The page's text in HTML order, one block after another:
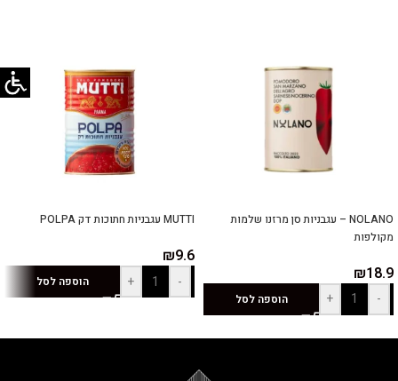
NOLANO – עגבניות סן מרזנו שלמות
מקולפות
₪18.9
-
+ הוספה לסל
MUTTI עגבניות חתוכות דק POLPA
₪9.6
-
+ הוספה לסל